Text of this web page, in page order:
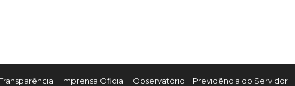
Imprensa Oficial Observatório Previdência do Servidor